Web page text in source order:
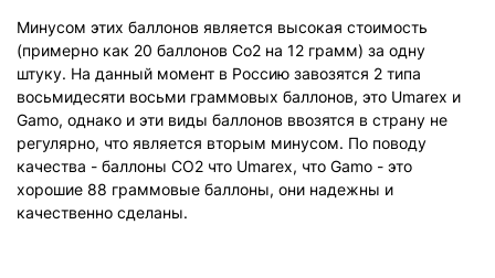
Минусом этих баллонов является высокая стоимость
(примерно как 20 баллонов Со2 на 12 грамм) за одну
штуку. На данный момент в Россию завозятся 2 типа
восьмидесяти восьми граммовых баллонов, это Umarex и
Gamo, однако и эти виды баллонов ввозятся в страну не
регулярно, что является вторым минусом. По поводу
качества - баллоны СО2 что Umarex, что Gamo - это
хорошие 88 граммовые баллоны, они надежны и
качественно сделаны.